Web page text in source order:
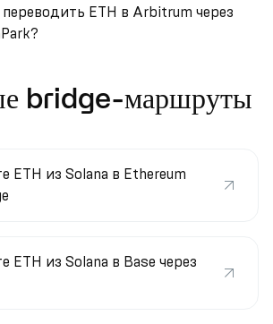
переводить ETH в Arbitrum через
bridge-маршруты
ETH из Solana в Ethereum
ETH из Solana в Base через